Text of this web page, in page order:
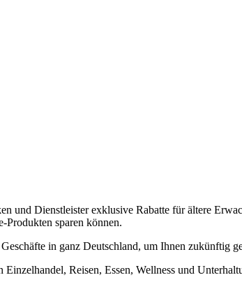
und Dienstleister exklusive Rabatte für ältere
Produkten sparen können.
in ganz Deutschland, um Ihnen zukünftig
Reisen, Essen, Wellness und